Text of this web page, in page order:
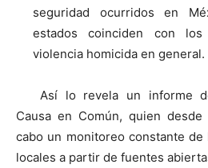
seguridad ocurridos en
estados coinciden con
violencia homicida en general.
Así lo revela un informe
Causa en Común, quien
cabo un monitoreo constante
locales a partir de fuentes